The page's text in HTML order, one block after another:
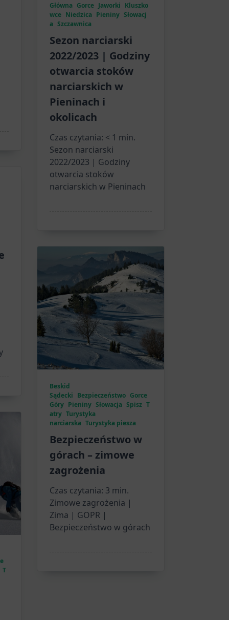
Główna Gorce Jaworki Kluszko
wce Niedzica Pieniny Słowacj
a Szczawnica
Sezon narciarski
2022/2023 | Godziny
otwarcia stoków
narciarskich w
Pieninach i
okolicach
Czas czytania: < 1 min.
Sezon narciarski
2022/2023 | Godziny
otwarcia stoków
narciarskich w Pieninach
Beskid
Sądecki Bezpieczeństwo Gorce
Góry Pieniny Słowacja Spisz T
atry Turystyka
narciarska Turystyka piesza
Bezpieczeństwo w
górach – zimowe
zagrożenia
Czas czytania: 3 min.
Zimowe zagrożenia |
Zima | GOPR |
Bezpieczeństwo w górach
T